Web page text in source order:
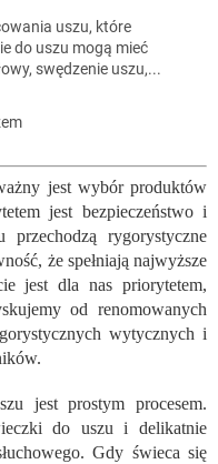
uszu, które
do uszu mogą mieć
swędzenie uszu,...
jest wybór produktów
jest bezpieczeństwo i
przechodzą rygorystyczne
że spełniają najwyższe
jest dla nas priorytetem,
od renomowanych
wytycznych i
jest prostym procesem.
do uszu i delikatnie
Gdy świeca się